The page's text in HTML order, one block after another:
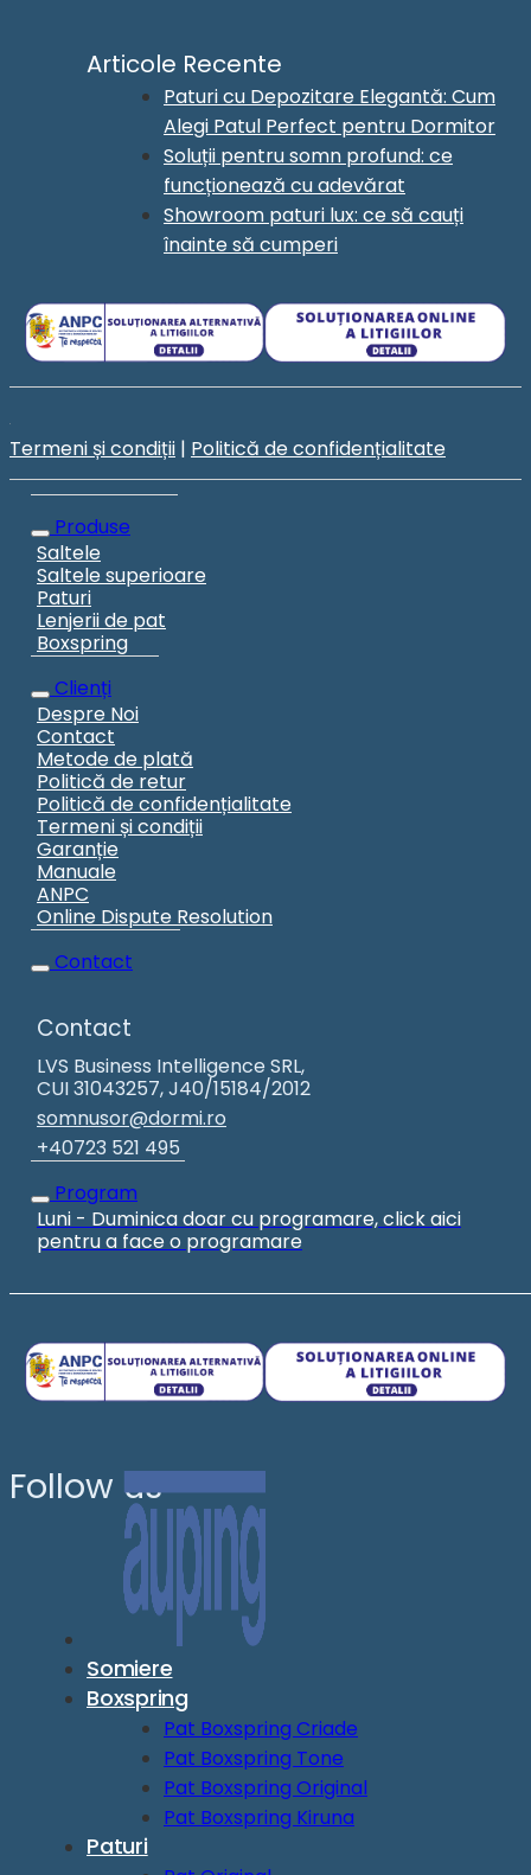
Articole Recente
Paturi cu Depozitare Elegantă: Cum
Alegi Patul Perfect pentru Dormitor
Soluții pentru somn profund: ce
funcționează cu adevărat
Showroom paturi lux: ce să cauți
înainte să cumperi
Termeni și condiții | Politică de confidențialitate
Produse
Saltele
Saltele superioare
Paturi
Lenjerii de pat
Boxspring
Clienți
Despre Noi
Contact
Metode de plată
Politică de retur
Politică de confidențialitate
Termeni și condiții
Garanție
Manuale
ANPC
Online Dispute Resolution
Contact
Contact
LVS Business Intelligence SRL,
CUI 31043257, J40/15184/2012
somnusor@dormi.ro
+40723 521 495
Program
Luni - Duminica doar cu programare, click aici
pentru a face o programare
Follow us
Somiere
Boxspring
Pat Boxspring Criade
Pat Boxspring Tone
Pat Boxspring Original
Pat Boxspring Kiruna
Paturi